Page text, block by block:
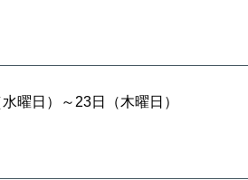
曜日）～23日（木曜日）